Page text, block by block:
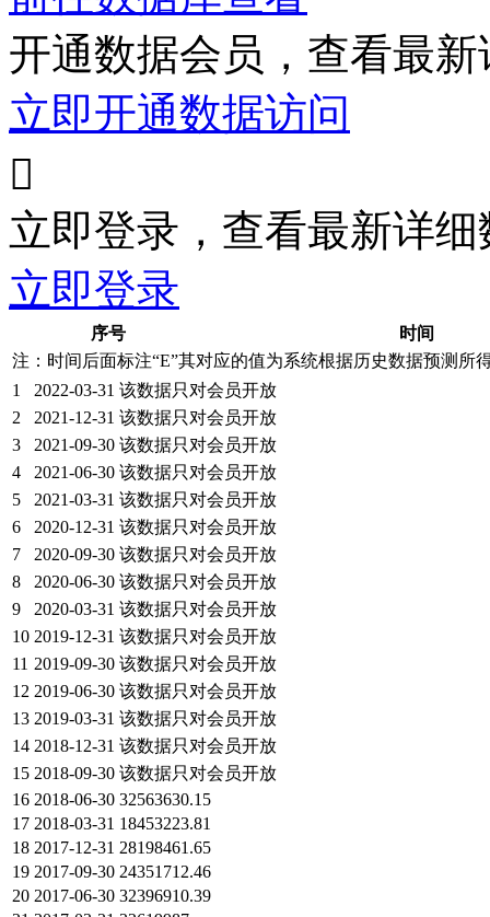
开通数据会员，查看最
立即开通数据访问

立即登录，查看最新详细
立即登录
序号
时间
注：时间后面标注“E”其对应的值为系统根据历史数据预测所
1
2022-03-31 该数据只对会员开放
2
2021-12-31 该数据只对会员开放
3
2021-09-30 该数据只对会员开放
4
2021-06-30 该数据只对会员开放
5
2021-03-31 该数据只对会员开放
6
2020-12-31 该数据只对会员开放
7
2020-09-30 该数据只对会员开放
8
2020-06-30 该数据只对会员开放
9
2020-03-31 该数据只对会员开放
10 2019-12-31 该数据只对会员开放
11 2019-09-30 该数据只对会员开放
12 2019-06-30 该数据只对会员开放
13 2019-03-31 该数据只对会员开放
14 2018-12-31 该数据只对会员开放
15 2018-09-30 该数据只对会员开放
16 2018-06-30 32563630.15
17 2018-03-31 18453223.81
18 2017-12-31 28198461.65
19 2017-09-30 24351712.46
20 2017-06-30 32396910.39